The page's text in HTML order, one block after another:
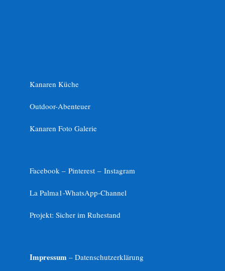
Kanaren Küche
Outdoor-Abenteuer
Kanaren Foto Galerie
Facebook – Pinterest – Instagram
La Palma1-WhatsApp-Channel
Projekt: Sicher im Ruhestand
Impressum – Datenschutzerklärung